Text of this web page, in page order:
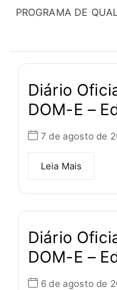
PROGRAMA DE
Diário
DOM-E –
7 de agosto de
Leia Mais
Diário
DOM-E –
6 de agosto de